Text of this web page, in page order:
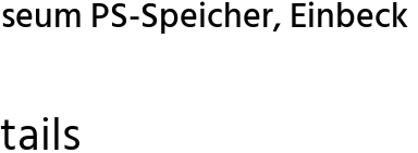
PS-Speicher, Einbeck